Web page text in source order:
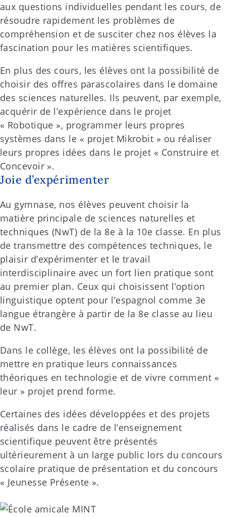
aux questions individuelles pendant les cours, de
résoudre rapidement les problèmes de
compréhension et de susciter chez nos élèves la
fascination pour les matières scientifiques.
En plus des cours, les élèves ont la possibilité de
choisir des offres parascolaires dans le domaine
des sciences naturelles. Ils peuvent, par exemple,
acquérir de l’expérience dans le projet
« Robotique », programmer leurs propres
systèmes dans le « projet Mikrobit » ou réaliser
leurs propres idées dans le projet « Construire et
Concevoir ».
Joie d’expérimenter
Au gymnase, nos élèves peuvent choisir la
matière principale de sciences naturelles et
techniques (NwT) de la 8e à la 10e classe. En plus
de transmettre des compétences techniques, le
plaisir d’expérimenter et le travail
interdisciplinaire avec un fort lien pratique sont
au premier plan. Ceux qui choisissent l’option
linguistique optent pour l’espagnol comme 3e
langue étrangère à partir de la 8e classe au lieu
de NwT.
Dans le collège, les élèves ont la possibilité de
mettre en pratique leurs connaissances
théoriques en technologie et de vivre comment «
leur » projet prend forme.
Certaines des idées développées et des projets
réalisés dans le cadre de l’enseignement
scientifique peuvent être présentés
ultérieurement à un large public lors du concours
scolaire pratique de présentation et du concours
« Jeunesse Présente ».